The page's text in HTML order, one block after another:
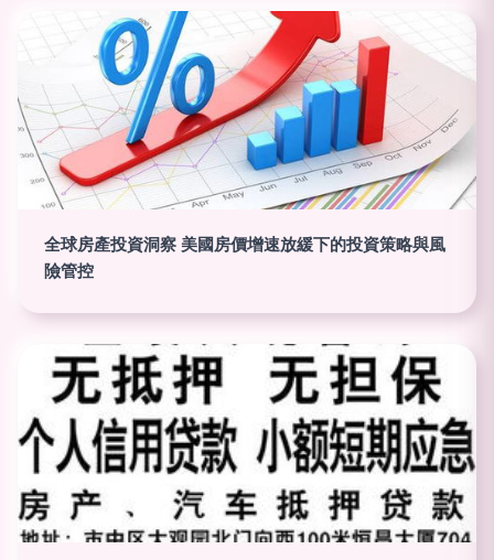
全球房產投資洞察 美國房價增速放緩下的投資策略與風
險管控